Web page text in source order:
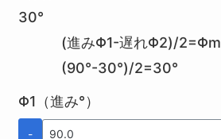
30°
(進みΦ1-遅れΦ2)/2=Φm
(90°-30°)/2=30°
Φ1（進み°）
-